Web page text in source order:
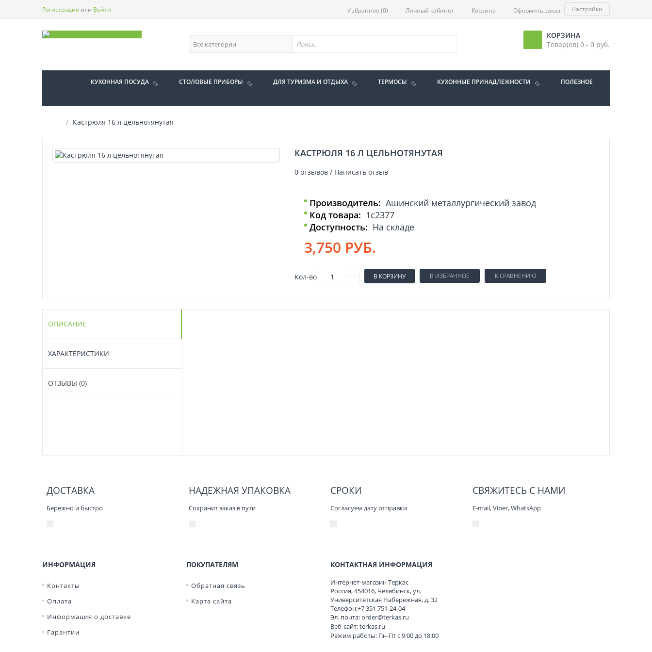
Регистрация или Войти Избранное (0) Личный кабинет Корзина Оформить заказ Настройки
КОРЗИНА
Товар(ов) 0 - 0 руб.
КУХОННАЯ ПОСУДА СТОЛОВЫЕ ПРИБОРЫ ДЛЯ ТУРИЗМА И ОТДЫХА ТЕРМОСЫ КУХОННЫЕ ПРИНАДЛЕЖНОСТИ ПОЛЕЗНОЕ
Кастрюля 16 л цельнотянутая
КАСТРЮЛЯ 16 Л ЦЕЛЬНОТЯНУТАЯ
0 отзывов/ Написать отзыв
Производитель: Ашинский металлургический завод
Код товара: 1с2377
Доступность: На складе
3,750 РУБ.
Кол-во В КОРЗИНУ В ИЗБРАННОЕ К СРАВНЕНИЮ
ОПИСАНИЕ
ХАРАКТЕРИСТИКИ
ОТЗЫВЫ (0)
ДОСТАВКА
Бережно и быстро
НАДЕЖНАЯ УПАКОВКА
Сохранит заказ в пути
СРОКИ
Согласуем дату отправки
СВЯЖИТЕСЬ С НАМИ
E-mail, Viber,WhatsApp
ИНФОРМАЦИЯ
Контакты
Оплата
Информация о доставке
Гарантии
ПОКУПАТЕЛЯМ
Обратная связь
Карта сайта
КОНТАКТНАЯ ИНФОРМАЦИЯ
Интернет-магазин Теркас
Россия,454016, Челябинск,ул.
Университетская Набережная, д. 32
Телефон:+7 351 751-24-04
Эл. почта:order@terkas.ru
Веб-сайт:terkas.ru
Режим работы: Пн-Пт с 9:00 до 18:00